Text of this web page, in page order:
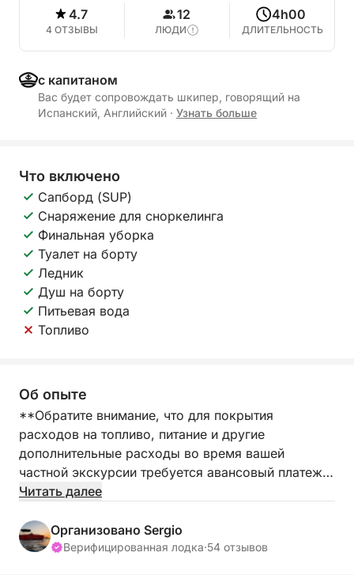
4.7
4 ОТЗЫВЫ
12
ЛЮДИ
4h00
ДЛИТЕЛЬНОСТЬ
с капитаном
Вас будет сопровождать шкипер, говорящий на
Испанский, Английский · Узнать больше
Что включено
Сапборд (SUP)
Снаряжение для сноркелинга
Финальная уборка
Туалет на борту
Ледник
Душ на борту
Питьевая вода
Топливо
Об опыте
**Обратите внимание, что для покрытия
расходов на топливо, питание и другие
дополнительные расходы во время вашей
частной экскурсии требуется авансовый платеж в
размере 200 евро, оплачиваемый в порту.**
Отправляйтесь в плавание из марины Салинас в
Торревьехе на элегантной частной яхте,
Читать далее
Организовано Sergio
Верифицированная лодка·54 отзывов